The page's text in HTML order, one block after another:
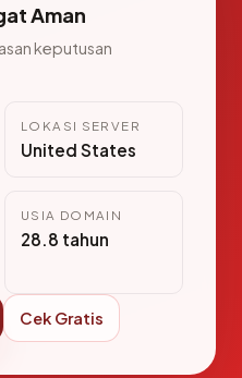
Aman
keputusan
LOKASI SERVER
United States
USIA DOMAIN
28.8 tahun
Cek Gratis